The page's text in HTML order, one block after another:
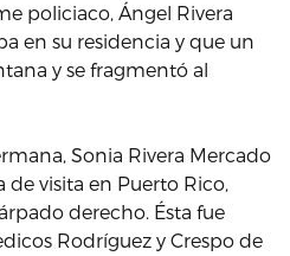
policiaco, Ángel Rivera
en su residencia y que un
y se fragmentó al
Sonia Rivera Mercado
de visita en Puerto Rico,
derecho. Ésta fue
Rodríguez y Crespo de